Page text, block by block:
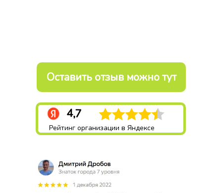
Оставить отзыв можно тут
Рейтинг организации в Яндексе
4,7